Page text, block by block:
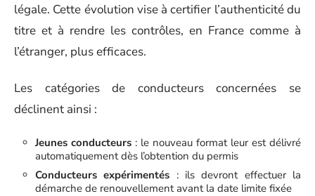
légale. Cette évolution vise à certifier l’authenticité du
titre et à rendre les contrôles, en France comme à
l’étranger, plus efficaces.
Les catégories de conducteurs concernées se
déclinent ainsi :
Jeunes conducteurs : le nouveau format leur est délivré
automatiquement dès l’obtention du permis
Conducteurs expérimentés : ils devront effectuer la
démarche de renouvellement avant la date limite fixée